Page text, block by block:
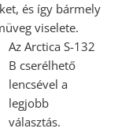
és így bármely
viselete.
Az Arctica S-132
B cserélhető
lencsével a
legjobb
választás.